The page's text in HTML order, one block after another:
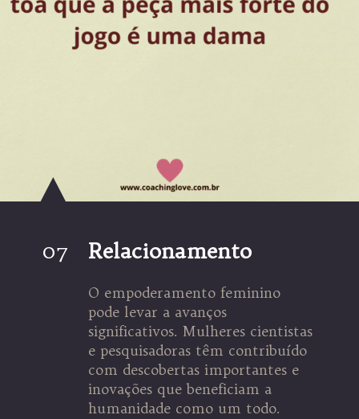
Relacionamento
07
O empoderamento feminino
pode levar a avanços
significativos. Mulheres cientistas
e pesquisadoras têm contribuído
com descobertas importantes e
inovações que beneficiam a
humanidade como um todo.